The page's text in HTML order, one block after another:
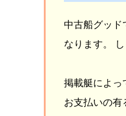
中古船グッド
なります。
掲載艇によっ
お支払いの有